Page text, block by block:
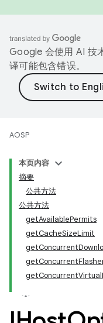
Google 会使用 AI 技
译可能包含错误。
AOSP
本页内容
摘要
公共方法
公共方法
getAvailablePermits
getCacheSizeLimit